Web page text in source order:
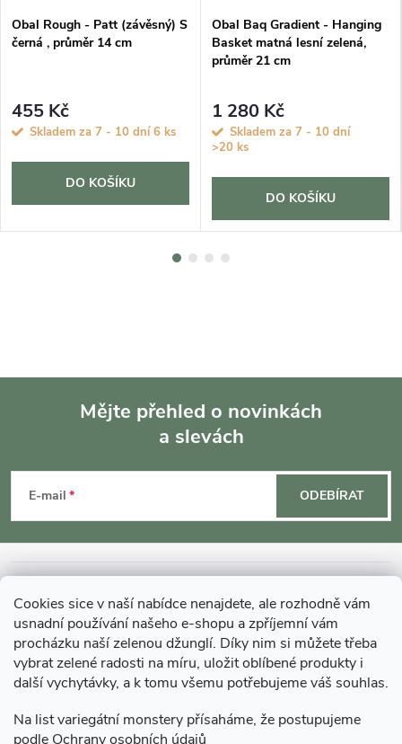
Cookies sice v naší nabídce nenajdete, ale rozhodně vám
usnadní používání našeho e-shopu a zpříjemní vám
procházku naší zelenou džunglí. Díky nim si můžete třeba
vybrat zelené radosti na míru, uložit oblíbené produkty i
další vychytávky, a k tomu všemu potřebujeme váš souhlas.
Na list variegátní monstery přísaháme, že postupujeme
podle Ochrany osobních údajů
Obal Rough - Patt (závěsný) S
černá , průměr 14 cm
455 Kč
Skladem za 7 - 10 dní6 ks
DO KOŠÍKU
Obal Baq Gradient - Hanging
Basket matná lesní zelená,
průměr 21 cm
1 280 Kč
Skladem za 7 - 10 dní
>20 ks
DO KOŠÍKU
p
a
Mějte přehled o novinkách
a slevách
E-mail ODEBÍRAT
MOHLO BY VÁS ZAJÍMAT
O GARDNERS
Gardners Design - Projekt, realizace a údržba zahrad a interiérů